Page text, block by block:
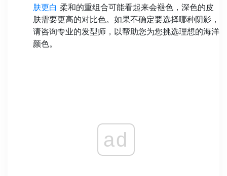
肤更白 柔和的重组合可能看起来会褪色，深色的皮
肤需要更高的对比色。如果不确定要选择哪种阴影，
请咨询专业的发型师，以帮助您为您挑选理想的海洋
颜色。
ad